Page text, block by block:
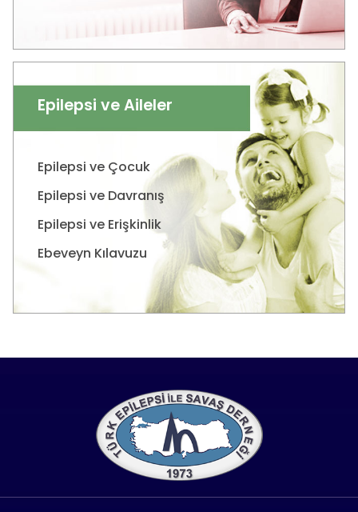
Epilepsi ve Aileler
Epilepsi ve Çocuk
Epilepsi ve Davranış
Epilepsi ve Erişkinlik
Ebeveyn Kılavuzu